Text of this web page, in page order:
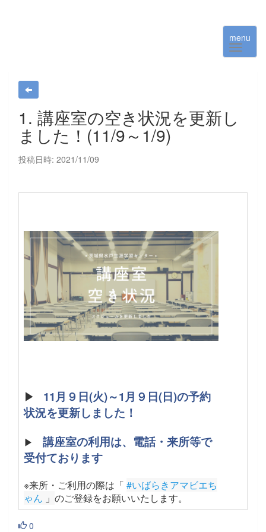
menu
1. 講座室の空き状況を更新し
ました！(11/9～1/9)
投稿日時: 2021/11/09
▶
11月９日(火)～1月９日(日)の予約
状況を更新しました！
▶ 講座室の利用は、電話・来所等で
受付ております
※来所・ご利用の際は「 #いばらきアマビエち
ゃん 」 のご登録をお願いいたします。
0